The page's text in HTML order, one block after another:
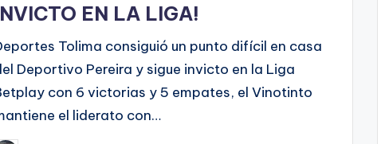
EN LA LIGA!
Tolima consiguió un punto difícil en casa
Deportivo Pereira y sigue invicto en la Liga
con 6 victorias y 5 empates, el Vinotinto
el liderato con…